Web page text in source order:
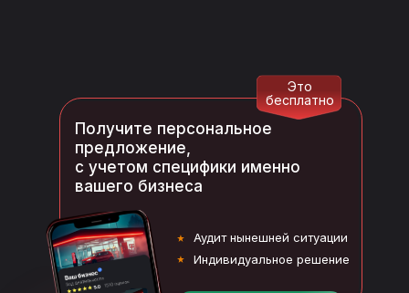
Индивидуальное решение
Это
бесплатно
Получите персональное
предложение,
с учетом специфики именно
вашего бизнеса
Аудит нынешней ситуации